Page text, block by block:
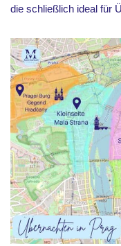
die schließlich ideal für